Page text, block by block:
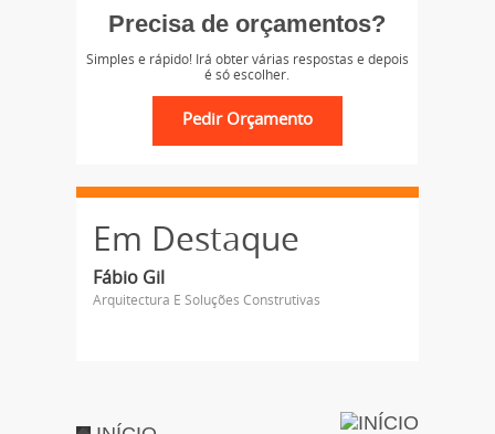
Precisa de orçamentos?
Simples e rápido! Irá obter várias respostas e depois
é só escolher.
Em Destaque
Fábio Gil
Arquitectura E Soluções Construtivas